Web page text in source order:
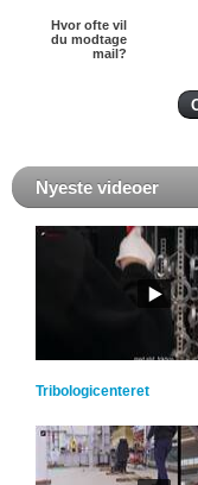
Hvor ofte vil
du modtage
mail?
Nyeste videoer
Tribologicenteret